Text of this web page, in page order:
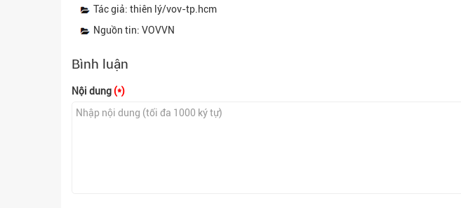
Tác giả: thiên lý/vov-tp.hcm
Nguồn tin: VOVVN
Bình luận
Nội dung (*)